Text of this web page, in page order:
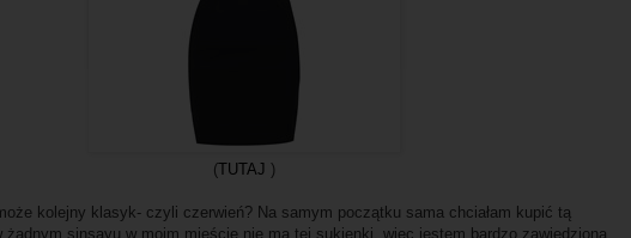
(TUTAJ )
kolejny klasyk- czyli czerwień? Na samym początku sama chciałam kupić tą
żadnym sinsayu w moim mieście nie ma tej sukienki, więc jestem bardzo zawiedziona,